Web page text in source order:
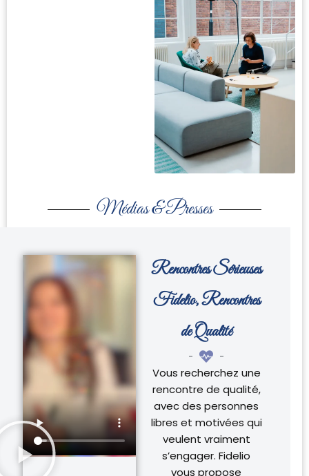
Médias & Presses
Rencontres Sérieuses
Fidelio, Rencontres
de Qualité
Vous recherchez une
rencontre de qualité,
avec des personnes
libres et motivées qui
veulent vraiment
s’engager. Fidelio
vous propose